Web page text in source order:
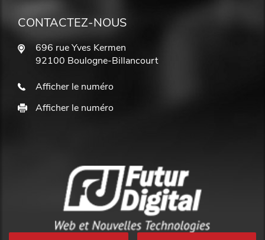
CONTACTEZ-NOUS
696 rue Yves Kermen
92100 Boulogne-Billancourt
Afficher le numéro
Afficher le numéro